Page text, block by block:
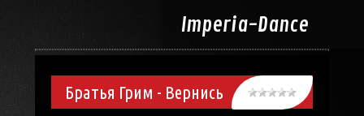
Imperia-Dance
Братья Грим - Вернись